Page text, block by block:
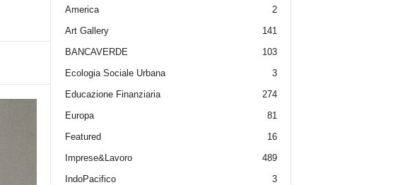
America
2
Art Gallery
141
BANCAVERDE
103
Ecologia Sociale Urbana
3
Educazione Finanziaria
274
Europa
81
Featured
16
Imprese&Lavoro
489
IndoPacifico
3